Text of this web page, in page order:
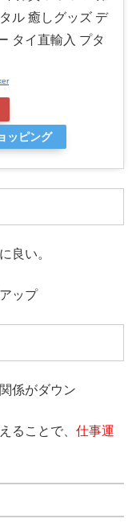
ル 癒しグッズ デ
タイ直輸入 プタ
ッピング
良い。
ップ
係がダウン
ることで、 仕事運